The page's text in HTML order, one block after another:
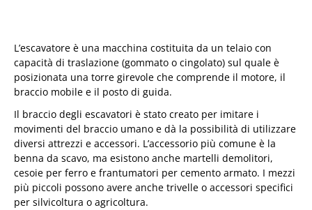
L’escavatore è una macchina costituita da un telaio con
capacità di traslazione (gommato o cingolato) sul quale è
posizionata una torre girevole che comprende il motore, il
braccio mobile e il posto di guida.
Il braccio degli escavatori è stato creato per imitare i
movimenti del braccio umano e dà la possibilità di utilizzare
diversi attrezzi e accessori. L’accessorio più comune è la
benna da scavo, ma esistono anche martelli demolitori,
cesoie per ferro e frantumatori per cemento armato. I mezzi
più piccoli possono avere anche trivelle o accessori specifici
per silvicoltura o agricoltura.